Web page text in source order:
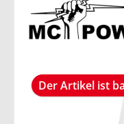
Der Artikel ist